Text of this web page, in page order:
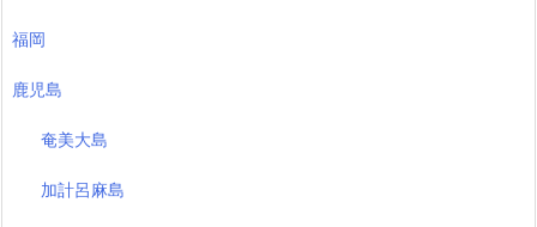
福岡
鹿児島
奄美大島
加計呂麻島